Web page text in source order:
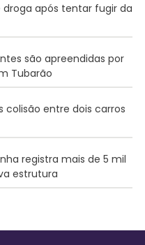
após tentar fugir da
são apreendidas por
Tubarão
colisão entre dois carros
registra mais de 5 mil
estrutura